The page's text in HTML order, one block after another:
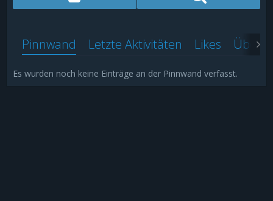
Pinnwand Letzte Aktivitäten Likes Über
Es wurden noch keine Einträge an der Pinnwand verfasst.